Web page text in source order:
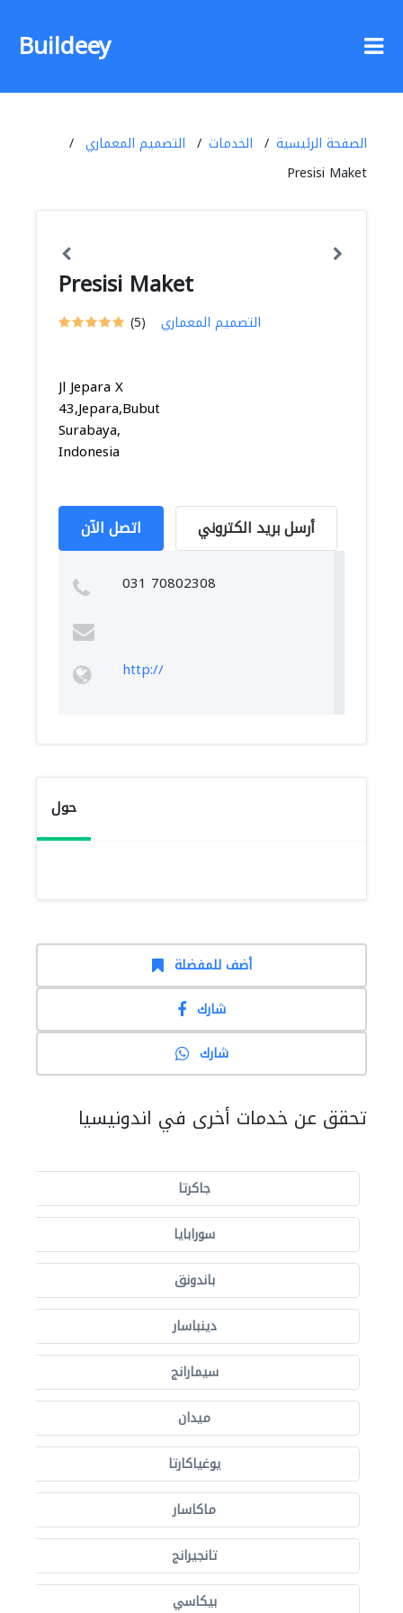
Buildeey
الصفحة الرئيسية الخدمات
التصميم المعماري
Presisi Maket
Presisi Maket
(5) التصميم المعماري
Jl Jepara X
43,Jepara,Bubutan,
Surabaya,
Indonesia
اتصل الآن أرسل بريد الكتروني
031 70802308
http://
حول
أضف للمفضلة
شارك
شارك
تحقق عن خدمات أخرى في اندونيسيا
جاكرتا
سورابايا
باندونق
دينباسار
سيمارانج
ميدان
يوغياكارتا
ماكاسار
تانجيرانج
بيكاسي